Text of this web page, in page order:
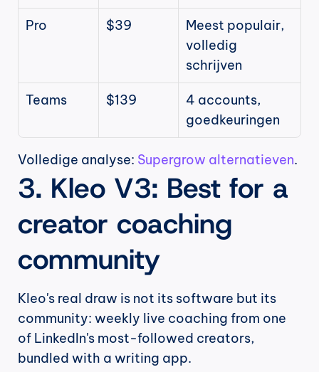
Pro $39
Meest populair,
volledig
schrijven
Teams $139
4 accounts,
goedkeuringen
Volledige analyse: Supergrow alternatieven.
3. Kleo V3: Best for a
creator coaching
community
Kleo's real draw is not its software but its
community: weekly live coaching from one
of LinkedIn's most-followed creators,
bundled with a writing app.